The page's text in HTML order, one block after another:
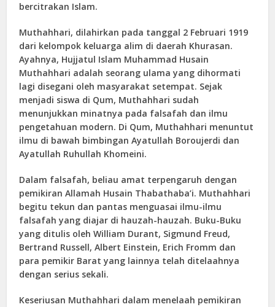
bercitrakan Islam.
Muthahhari, dilahirkan pada tanggal 2 Februari 1919
dari kelompok keluarga alim di daerah Khurasan.
Ayahnya, Hujjatul Islam Muhammad Husain
Muthahhari adalah seorang ulama yang dihormati
lagi disegani oleh masyarakat setempat. Sejak
menjadi siswa di Qum, Muthahhari sudah
menunjukkan minatnya pada falsafah dan ilmu
pengetahuan modern. Di Qum, Muthahhari menuntut
ilmu di bawah bimbingan Ayatullah Boroujerdi dan
Ayatullah Ruhullah Khomeini.
Dalam falsafah, beliau amat terpengaruh dengan
pemikiran Allamah Husain Thabathaba’i. Muthahhari
begitu tekun dan pantas menguasai ilmu-ilmu
falsafah yang diajar di hauzah-hauzah. Buku-Buku
yang ditulis oleh William Durant, Sigmund Freud,
Bertrand Russell, Albert Einstein, Erich Fromm dan
para pemikir Barat yang lainnya telah ditelaahnya
dengan serius sekali.
Keseriusan Muthahhari dalam menelaah pemikiran